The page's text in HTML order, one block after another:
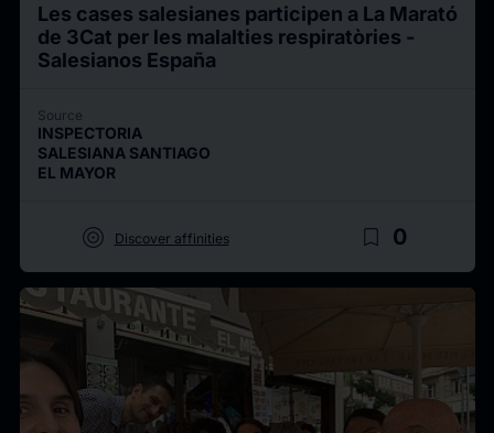
Les cases salesianes participen a La Marató
de 3Cat per les malalties respiratòries -
Salesianos España
Source
INSPECTORIA
SALESIANA SANTIAGO
EL MAYOR
target Discover affinities bookmark_border 0